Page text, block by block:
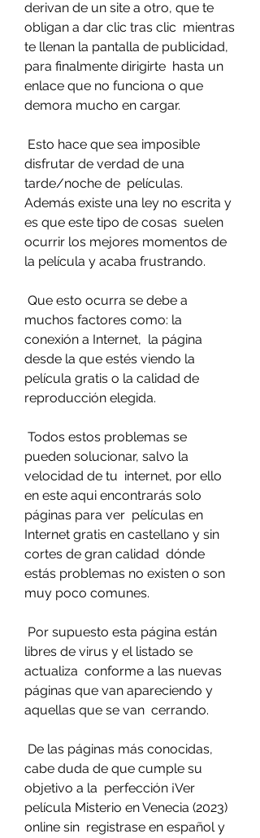
derivan de un site a otro, que te
obligan a dar clic tras clic  mientras
te llenan la pantalla de publicidad,
para finalmente dirigirte  hasta un
enlace que no funciona o que
demora mucho en cargar.
disfrutar de verdad de una
tarde/noche de  películas.
Además existe una ley no escrita y
es que este tipo de cosas  suelen
ocurrir los mejores momentos de
la película y acaba frustrando.
muchos factores como: la
conexión a Internet,  la página
desde la que estés viendo la
película gratis o la calidad de
reproducción elegida.
pueden solucionar, salvo la
velocidad de tu  internet, por ello
en este aqui encontrarás solo
páginas para ver  películas en
Internet gratis en castellano y sin
cortes de gran calidad  dónde
estás problemas no existen o son
muy poco comunes.
libres de virus y el listado se
actualiza  conforme a las nuevas
páginas que van apareciendo y
aquellas que se van  cerrando.
cabe duda de que cumple su
objetivo a la  perfección ¡Ver
película Misterio en Venecia (2023)
online sin  registrase en español y